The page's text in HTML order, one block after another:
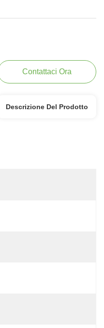
Contattaci Ora
Descrizione Del Prodotto